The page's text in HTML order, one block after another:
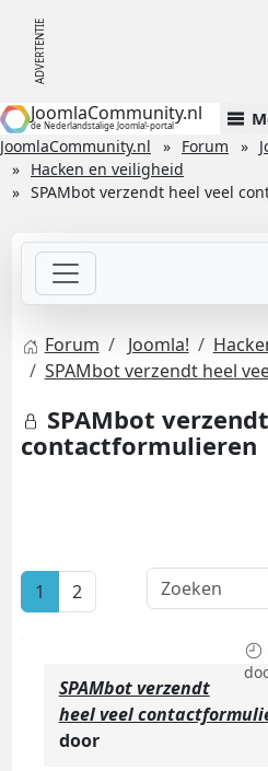
JoomlaCommunity.nl
de Nederlandstalige Joomla!-portal
JoomlaCommunity.nl Forum
Hacken en veiligheid
SPAMbot verzendt heel veel
Forum Joomla!
SPAMbot verzendt heel
SPAMbot
contactformulieren
1 2
SPAMbot verzendt
heel veel
door